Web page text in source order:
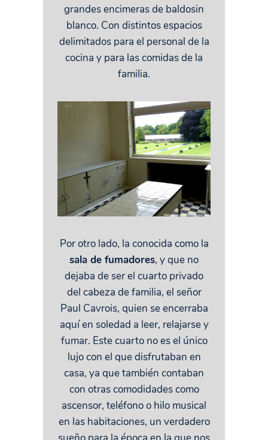
grandes encimeras de baldosin
blanco. Con distintos espacios
delimitados para el personal de la
cocina y para las comidas de la
familia.
Por otro lado, la conocida como la
sala de fumadores, y que no
dejaba de ser el cuarto privado
del cabeza de familia, el señor
Paul Cavrois, quien se encerraba
aquí en soledad a leer, relajarse y
fumar. Este cuarto no es el único
lujo con el que disfrutaban en
casa, ya que también contaban
con otras comodidades como
ascensor, teléfono o hilo musical
en las habitaciones, un verdadero